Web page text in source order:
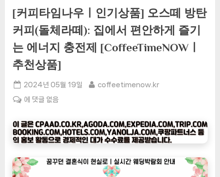
[커피타임나우ㅣ인기상품] 오스떼 방탄
커피(돌체라떼): 집에서 편안하게 즐기
는 에너지 충전제 [CoffeeTimeNOWㅣ
추천상품]
Posted
on
2024년 05월 19일 By
coffeetimenow.kr
[커
타
임
나
우
ㅣ
에 댓글 없음